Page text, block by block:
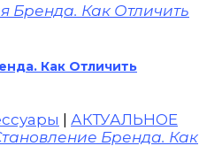
Как Отличить
АКТУАЛЬНОЕ